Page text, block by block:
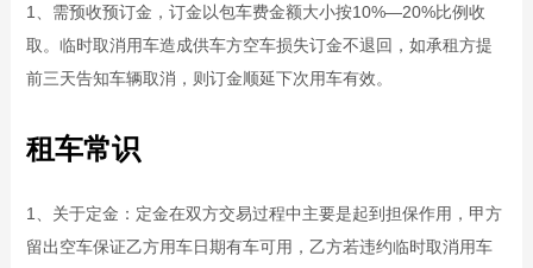
1、需预收预订金，订金以包车费金额大小按10%—20%比例收
取。临时取消用车造成供车方空车损失订金不退回，如承租方提
前三天告知车辆取消，则订金顺延下次用车有效。
租车常识
1、关于定金：定金在双方交易过程中主要是起到担保作用，甲方
留出空车保证乙方用车日期有车可用，乙方若违约临时取消用车